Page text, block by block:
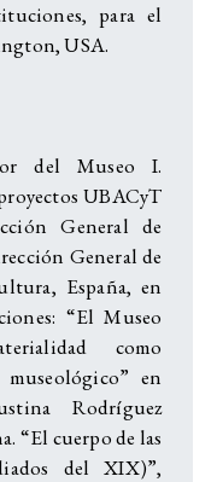
para el
USA.
del Museo I.
UBACyT
General de
General de
España, en
“El Museo
como
en
Rodríguez
“El cuerpo de las
del XIX)”,